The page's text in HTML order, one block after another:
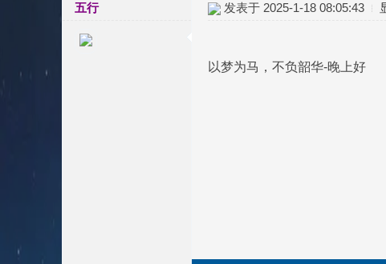
五行 发表于 2025-1-18 08:05:43
以梦为马，不负韶华-晚上好